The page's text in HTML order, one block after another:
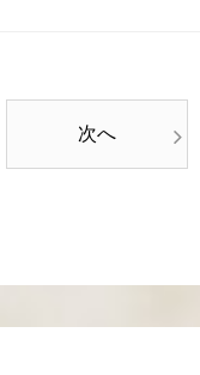
次へ